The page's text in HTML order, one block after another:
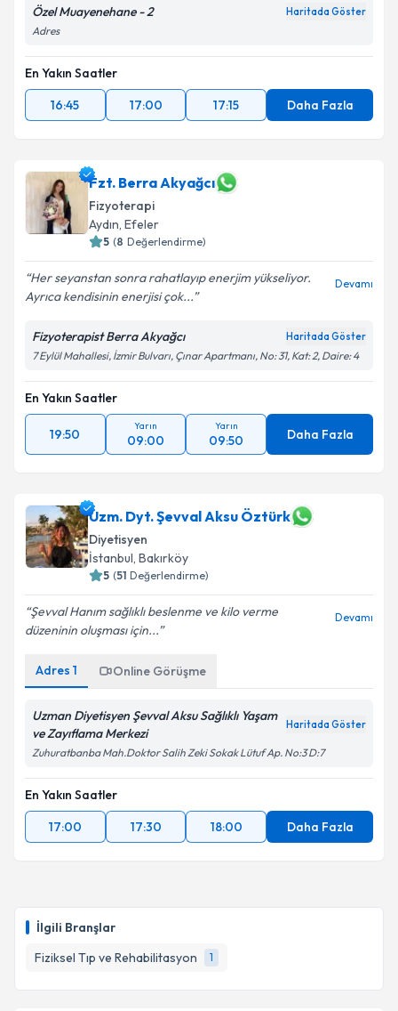
İlgili Branşlar
Fiziksel Tıp ve Rehabilitasyon
1
Metni'ni okudum ve kişisel verilerimin belirtilen
Özel Muayenehane - 2 Haritada Göster
Adres
En Yakın Saatler
16:45
17:00 17:15 Daha Fazla
Fzt. Berra Akyağcı
Fizyoterapi
Aydın, Efeler
5 (8 Değerlendirme)
Her seyanstan sonra rahatlayıp enerjim yükseliyor.
Ayrıca kendisinin enerjisi çok...
Devamı
Fizyoterapist Berra Akyağcı Haritada Göster
7 Eylül Mahallesi, İzmir Bulvarı, Çınar Apartmanı, No: 31, Kat: 2, Daire: 4
En Yakın Saatler
19:50
Yarın
09:00
Yarın
09:50 Daha Fazla
Uzm. Dyt. Şevval Aksu Öztürk
Diyetisyen
İstanbul, Bakırköy
5 (51 Değerlendirme)
Şevval Hanım sağlıklı beslenme ve kilo verme
düzeninin oluşması için...
Devamı
Adres 1 Online Görüşme
Uzman Diyetisyen Şevval Aksu Sağlıklı Yaşam
ve Zayıflama Merkezi
Haritada Göster
Zuhuratbanba Mah.Doktor Salih Zeki Sokak Lütuf Ap. No:3 D:7
En Yakın Saatler
17:00
17:30 18:00 Daha Fazla